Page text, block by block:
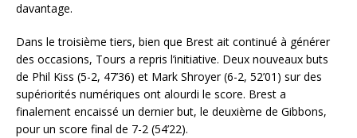
davantage.
Dans le troisième tiers, bien que Brest ait continué à générer
des occasions, Tours a repris l’initiative. Deux nouveaux buts
de Phil Kiss (5-2, 47’36) et Mark Shroyer (6-2, 52’01) sur des
supériorités numériques ont alourdi le score. Brest a
finalement encaissé un dernier but, le deuxième de Gibbons,
pour un score final de 7-2 (54’22).